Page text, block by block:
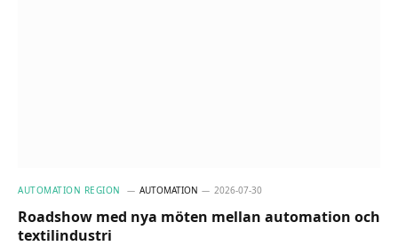
AUTOMATION REGION AUTOMATION 2026-07-30
Roadshow med nya möten mellan automation och
textilindustri